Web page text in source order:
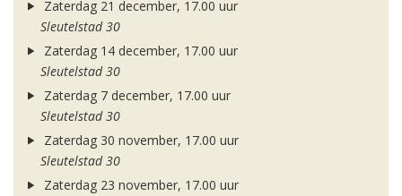
Zaterdag 21 december, 17.00 uur
Sleutelstad 30
Zaterdag 14 december, 17.00 uur
Sleutelstad 30
Zaterdag 7 december, 17.00 uur
Sleutelstad 30
Zaterdag 30 november, 17.00 uur
Sleutelstad 30
Zaterdag 23 november, 17.00 uur